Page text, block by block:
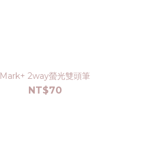
Mark+ 2way螢光雙頭筆
NT$70